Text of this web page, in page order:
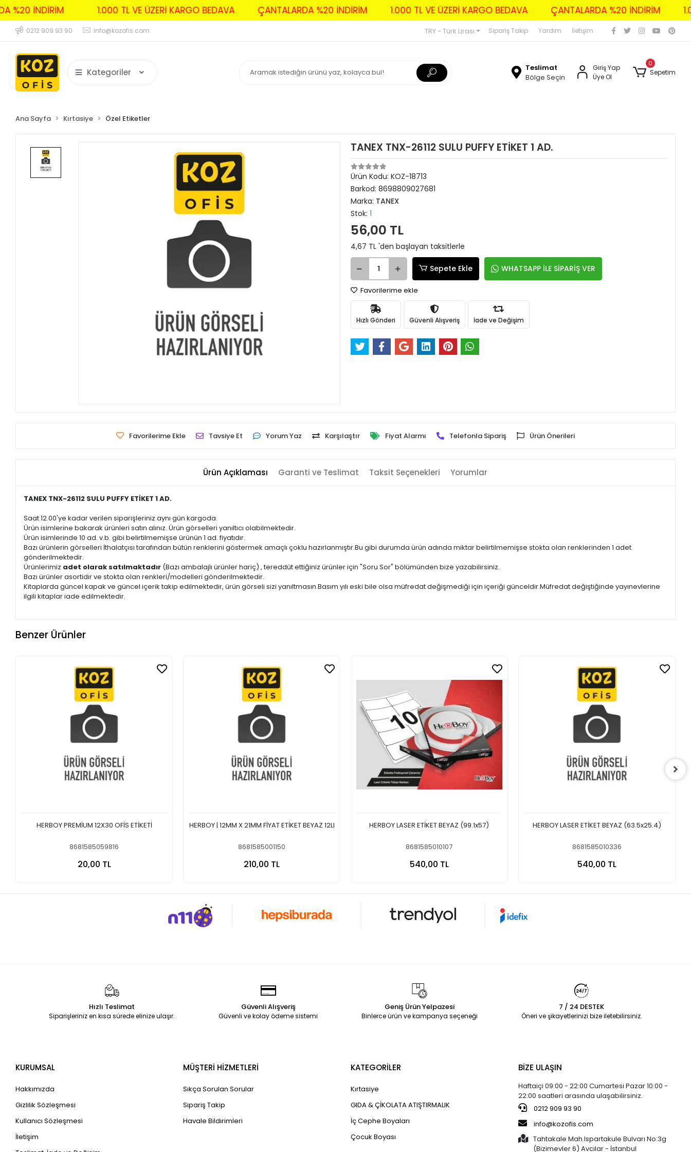
%20 İNDİRİM 1.000 TL VE ÜZERİ KARGO BEDAVA ÇANTALARDA %20 İNDİRİM 1.000 TL VE ÜZERİ KARGO BEDAVA ÇANTALARDA %20 İNDİRİM
0212 909 93 90 info@kozofis.com TRY - Türk Lirası Sipariş Takip Yardım İletişim
Kategoriler
Teslimat
Bölge Seçin
Giriş Yap
Üye Ol
0
Sepetim
Ana Sayfa Kırtasiye Özel Etiketler
TANEX TNX-26112 SULU PUFFY ETİKET 1 AD.
Ürün Kodu: KOZ-18713
Barkod: 8698809027681
Marka: TANEX
Stok: 1
56,00 TL
4,67 TL 'den başlayan taksitlerle
Sepete Ekle WHATSAPP İLE SİPARİŞ VER
Favorilerime ekle
Hızlı Gönderi Güvenli Alışveriş İade ve Değişim
Favorilerime Ekle Tavsiye Et Yorum Yaz Karşılaştır Fiyat Alarmı Telefonla Sipariş Ürün Önerileri
Ürün Açıklaması Garanti ve Teslimat Taksit Seçenekleri Yorumlar
TANEX TNX-26112 SULU PUFFY ETİKET 1 AD.
Saat 12.00'ye kadar verilen siparişleriniz aynı gün kargoda.
Ürün isimlerine bakarak ürünleri satın alınız. Ürün görselleri yanıltıcı olabilmektedir.
Ürün isimlerinde 10 ad. v.b. gibi belirtilmemişse ürünün 1 ad. fiyatıdır.
Bazı ürünlerin görselleri İthalatçısı tarafından bütün renklerini göstermek amaçlı çoklu hazırlanmıştır.Bu gibi durumda ürün adında miktar belirtilmemişse stokta olan renklerinden 1 adet
gönderilmektedir.
Ürünlerimiz adet olarak satılmaktadır (Bazı ambalajlı ürünler hariç) , tereddüt ettiğiniz ürünler için "Soru Sor" bölümünden bize yazabilirsiniz.
Bazı ürünler asortidir ve stokta olan renkleri/modelleri gönderilmektedir.
Kitaplarda güncel kapak ve güncel içerik takip edilmektedir, ürün görseli sizi yanıltmasın.Basım yılı eski bile olsa müfredat değişmediği için içeriği günceldir.Müfredat değiştiğinde yayınevlerine
ilgili kitaplar iade edilmektedir.
Benzer Ürünler
HERBOY PREMİUM 12X30 OFİS ETİKETİ
8681585059816
20,00 TL
HERBOY | 12MM X 21MM FİYAT ETİKET BEYAZ 12LI
8681585001150
210,00 TL
HERBOY LASER ETİKET BEYAZ (99.1x57)
8681585010107
540,00 TL
HERBOY LASER ETİKET BEYAZ (63.5x25.4)
8681585010336
540,00 TL
Hızlı Teslimat
Siparişleriniz en kısa sürede elinize ulaşır.
Güvenli Alışveriş
Güvenli ve kolay ödeme sistemi
Geniş Ürün Yelpazesi
Binlerce ürün ve kampanya seçeneği
7 / 24 DESTEK
Öneri ve şikayetlerinizi bize iletebilirsiniz.
KURUMSAL
Hakkımızda
Gizlilik Sözleşmesi
Kullanıcı Sözleşmesi
İletişim
MÜŞTERİ HİZMETLERİ
Sıkça Sorulan Sorular
Sipariş Takip
Havale Bildirimleri
KATEGORİLER
Kırtasiye
GIDA & ÇİKOLATA ATIŞTIRMALIK
İç Cephe Boyaları
Çocuk Boyası
BİZE ULAŞIN
Haftaiçi 09:00 - 22:00 Cumartesi Pazar 10:00 -
22:00 saatleri arasında ulaşabilirsiniz.
0212 909 93 90
info@kozofis.com
Tahtakale Mah.Ispartakule Bulvarı No:3g
(Bizimevler 6) Avcılar - İstanbul